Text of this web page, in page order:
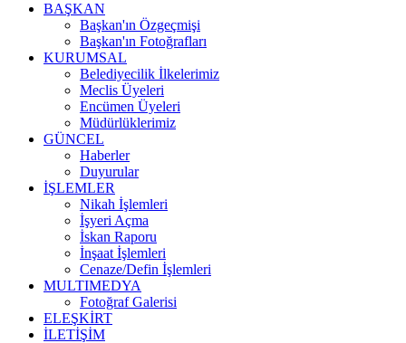
BAŞKAN
Başkan'ın Özgeçmişi
Başkan'ın Fotoğrafları
KURUMSAL
Belediyecilik İlkelerimiz
Meclis Üyeleri
Encümen Üyeleri
Müdürlüklerimiz
GÜNCEL
Haberler
Duyurular
İŞLEMLER
Nikah İşlemleri
İşyeri Açma
İskan Raporu
İnşaat İşlemleri
Cenaze/Defin İşlemleri
MULTIMEDYA
Fotoğraf Galerisi
ELEŞKİRT
İLETİŞİM